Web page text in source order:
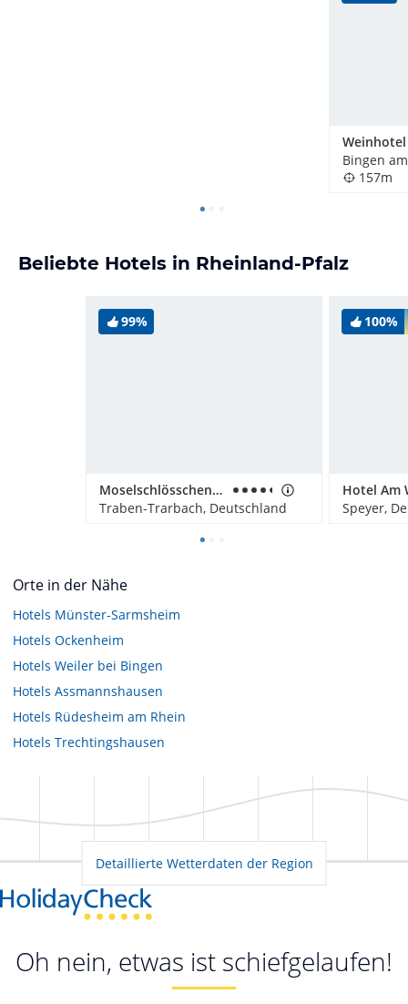
Bingen
157m
Beliebte Hotels in Rheinland-Pfalz
99%
Moselschlösschen Spa & Resort
Traben-Trarbach, Deutschland
100%
Hotel Am
Speyer,
Orte in der Nähe
Hotels Münster-Sarmsheim
Hotels Ockenheim
Hotels Weiler bei Bingen
Hotels Assmannshausen
Hotels Rüdesheim am Rhein
Hotels Trechtingshausen
Detaillierte Wetterdaten der Region
Oh nein, etwas ist schiefgelaufen!